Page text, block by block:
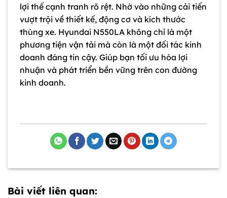
lợi thế cạnh tranh rõ rệt. Nhờ vào những cải tiến
vượt trội về thiết kế, động cơ và kích thước
thùng xe. Hyundai N550LA không chỉ là một
phương tiện vận tải mà còn là một đối tác kinh
doanh đáng tin cậy. Giúp bạn tối ưu hóa lợi
nhuận và phát triển bền vững trên con đường
kinh doanh.
Bài viết liên quan: